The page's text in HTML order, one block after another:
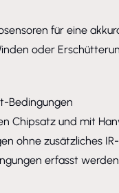
für eine
oder
Bedingungen
Chipsatz und mit
ohne zusätzliches
erfasst